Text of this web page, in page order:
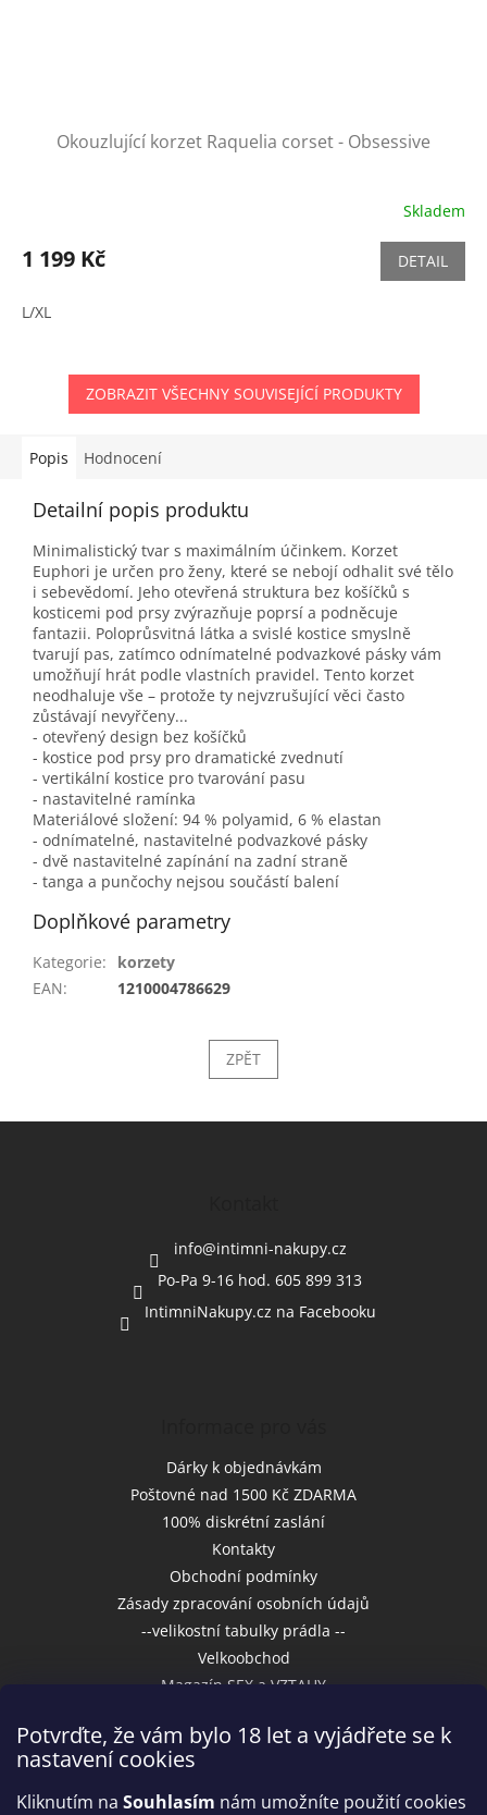
Potvrďte, že vám bylo 18 let a vyjádřete se k
nastavení cookies
Kliknutím na Souhlasím nám umožníte použití cookies
Okouzlující korzet Raquelia corset - Obsessive
Skladem
1 199 Kč DETAIL
L/XL
ZOBRAZIT VŠECHNY SOUVISEJÍCÍ PRODUKTY
Popis Hodnocení
Detailní popis produktu
Minimalistický tvar s maximálním účinkem. Korzet
Euphori je určen pro ženy, které se nebojí odhalit své tělo
i sebevědomí. Jeho otevřená struktura bez košíčků s
kosticemi pod prsy zvýrazňuje poprsí a podněcuje
fantazii. Poloprůsvitná látka a svislé kostice smyslně
tvarují pas, zatímco odnímatelné podvazkové pásky vám
umožňují hrát podle vlastních pravidel. Tento korzet
neodhaluje vše – protože ty nejvzrušující věci často
zůstávají nevyřčeny...
- otevřený design bez košíčků
- kostice pod prsy pro dramatické zvednutí
- vertikální kostice pro tvarování pasu
- nastavitelné ramínka
Materiálové složení: 94 % polyamid, 6 % elastan
- odnímatelné, nastavitelné podvazkové pásky
- dvě nastavitelné zapínání na zadní straně
- tanga a punčochy nejsou součástí balení
Doplňkové parametry
Kategorie:
korzety
EAN: 1210004786629
ZPĚT
info@intimni-nakupy.cz
Po-Pa 9-16 hod. 605 899 313
IntimniNakupy.cz na Facebooku
Dárky k objednávkám
Poštovné nad 1500 Kč ZDARMA
100% diskrétní zaslání
Kontakty
Obchodní podmínky
Zásady zpracování osobních údajů
--velikostní tabulky prádla --
Velkoobchod
Magazín SEX a VZTAHY
Přijímáme online platby